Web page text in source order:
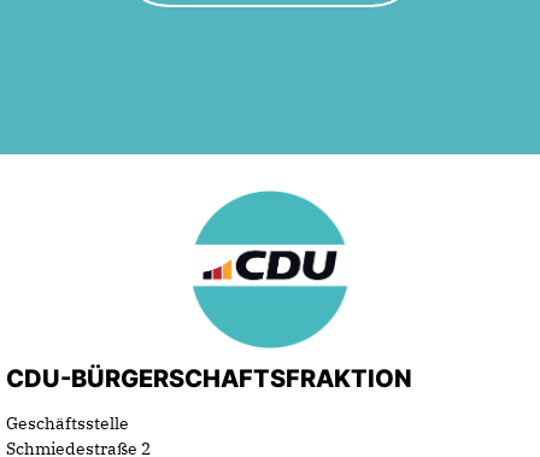
CDU-BÜRGERSCHAFTSFRAKTION
Geschäftsstelle
Schmiedestraße 2